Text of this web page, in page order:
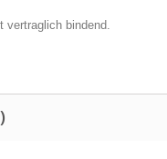
vertraglich bindend.